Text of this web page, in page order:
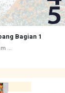
Bagian 1
...